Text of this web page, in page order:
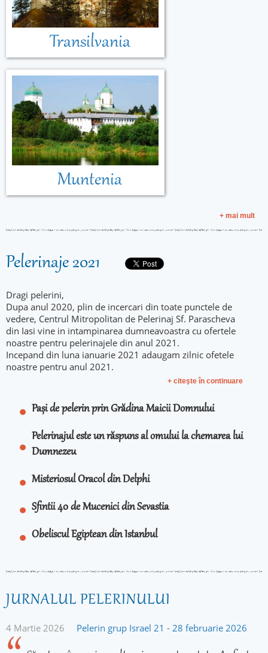
Transilvania
Muntenia
+ mai mult
Pelerinaje 2021
Dragi pelerini,
Dupa anul 2020, plin de incercari din toate punctele de
vedere, Centrul Mitropolitan de Pelerinaj Sf. Parascheva
din Iasi vine in intampinarea dumneavoastra cu ofertele
noastre pentru pelerinajele din anul 2021.
Incepand din luna ianuarie 2021 adaugam zilnic ofetele
noastre pentru anul 2021.
+ citeşte în continuare
Pași de pelerin prin Grădina Maicii Domnului
Pelerinajul este un răspuns al omului la chemarea lui
Dumnezeu
Misteriosul Oracol din Delphi
Sfintii 40 de Mucenici din Sevastia
Obeliscul Egiptean din Istanbul
JURNALUL PELERINULUI
4 Martie 2026 Pelerin grup Israel 21 - 28 februarie 2026